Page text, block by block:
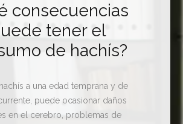
consecuencias
tener el
de hachís?
a una edad temprana y de
puede ocasionar daños
en el cerebro, problemas de